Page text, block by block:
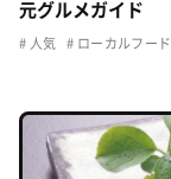
元グルメガイド
人気 ローカルフード